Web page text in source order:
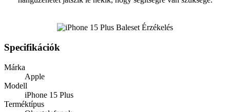
Specifikációk
Márka
Apple
Modell
iPhone 15 Plus
Terméktípus